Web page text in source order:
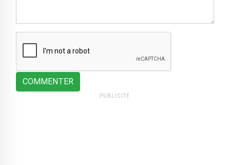
COMMENTER
PUBLICITÉ